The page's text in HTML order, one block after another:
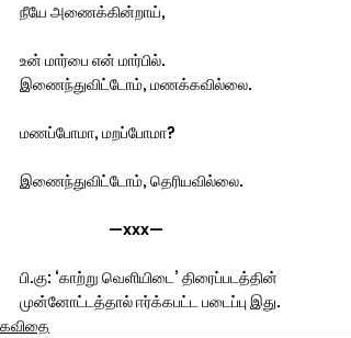
நீயே அணைக்கின்றாய்,
உன் மார்பை என் மார்பில்.
இணைந்துவிட்டோம், மணக்கவில்லை.
மணப்போமா, மறப்போமா?
இணைந்துவிட்டோம், தெரியவில்லை.
                           —xxx—
பி.கு: ‘காற்று வெளியிடை’ திரைப்படத்தின்
முன்னோட்டத்தால் ஈர்க்கபட்ட படைப்பு இது.
கவிதை